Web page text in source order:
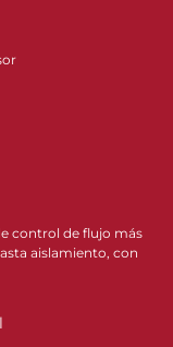
control de flujo más
aislamiento, con